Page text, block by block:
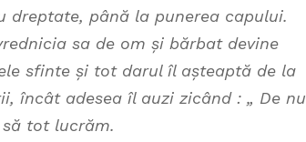
până la punerea capului.
sa de om și bărbat devine
sfinte și tot darul îl așteaptă de la
încât adesea îl auzi zicând : „ De nu
tot lucrăm.